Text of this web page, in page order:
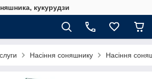
кукурудзи
Насіння соняшнику Насіння